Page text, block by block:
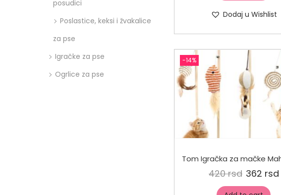
Dodaj u Wishlist
-14%
420rsd 362 rsd
posudici
Poslastice, keksi i žvakalice
za pse
Igračke za pse
Ogrlice za pse